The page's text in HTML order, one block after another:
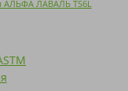
АЛЬФА ЛАВАЛЬ TS6L